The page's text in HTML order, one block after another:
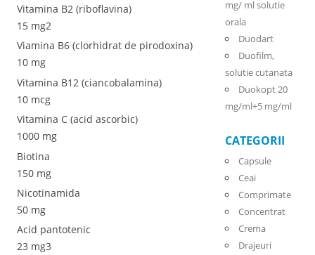
Vitamina B2 (riboflavina)
15 mg2
Viamina B6 (clorhidrat de pirodoxina)
10 mg
Vitamina B12 (ciancobalamina)
10 mcg
Vitamina C (acid ascorbic)
1000 mg
Biotina
150 mg
Nicotinamida
50 mg
Acid pantotenic
23 mg3
mg/ ml solutie
orala
Duodart
Duofilm,
solutie cutanata
Duokopt 20
mg/ml+5 mg/ml
CATEGORII
Capsule
Ceai
Comprimate
Concentrat
Crema
Drajeuri